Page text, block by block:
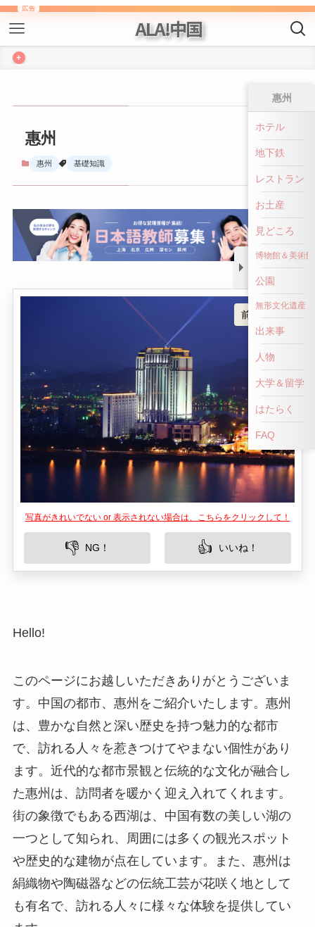
ALA!中国
+
惠州
前へ戻る
写真がきれいでない or 表示されない場合は、こちらをクリックして！
👎 NG！ 👍 いいね！
す。中国の都市、惠州をご紹介いたします。惠州
は、豊かな自然と深い歴史を持つ魅力的な都市
で、訪れる人々を惹きつけてやまない個性があり
ます。近代的な都市景観と伝統的な文化が融合し
た惠州は、訪問者を暖かく迎え入れてくれます。
街の象徴でもある西湖は、中国有数の美しい湖の
一つとして知られ、周囲には多くの観光スポット
や歴史的な建物が点在しています。また、惠州は
絹織物や陶磁器などの伝統工芸が花咲く地として
も有名で、訪れる人々に様々な体験を提供してい
ます。
惠州
ホテル
地下鉄
レストラン
お土産
見どころ
博物館＆美術館
公園
無形文化遺産
出来事
人物
大学＆留学
はたらく
FAQ